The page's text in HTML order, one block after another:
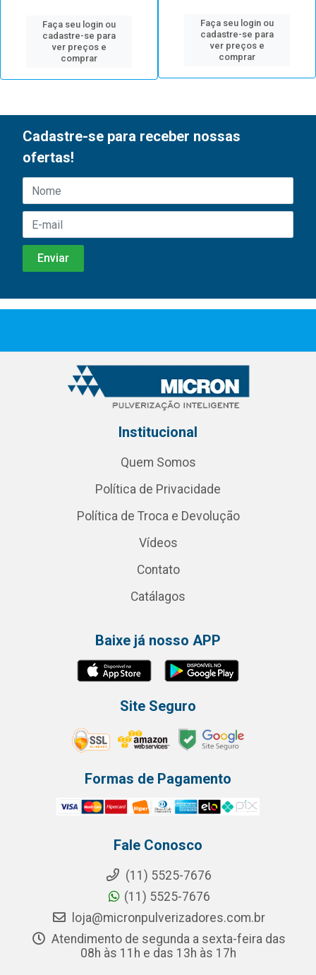
Faça seu login ou
cadastre-se para
ver preços e
comprar
Faça seu login ou
cadastre-se para
ver preços e
comprar
Cadastre-se para receber nossas
ofertas!
Institucional
Quem Somos
Política de Privacidade
Política de Troca e Devolução
Vídeos
Contato
Catálagos
Baixe já nosso APP
Site Seguro
Formas de Pagamento
Fale Conosco
(11) 5525-7676
(11) 5525-7676
loja@micronpulverizadores.com.br
Atendimento de segunda a sexta-feira das
08h às 11h e das 13h às 17h